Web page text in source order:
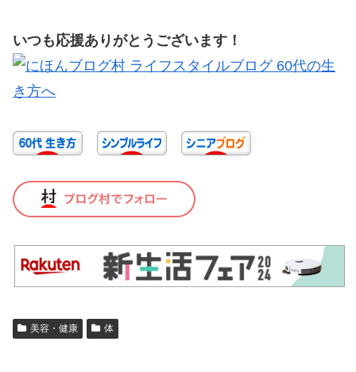
いつも応援ありがとうございます！
美容・健康 体